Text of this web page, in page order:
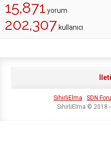
15,871 yorum
202,307 kullanıcı
SihirliElma SDN
SihirliElma © 2018 -